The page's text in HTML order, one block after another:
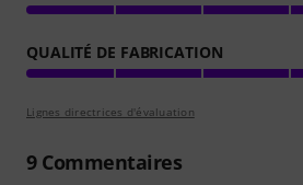
QUALITÉ DE FABRICATION
Lignes directrices d'évaluation
9Commentaires